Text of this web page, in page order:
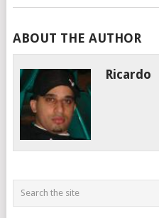
ABOUT THE AUTHOR
Ricardo